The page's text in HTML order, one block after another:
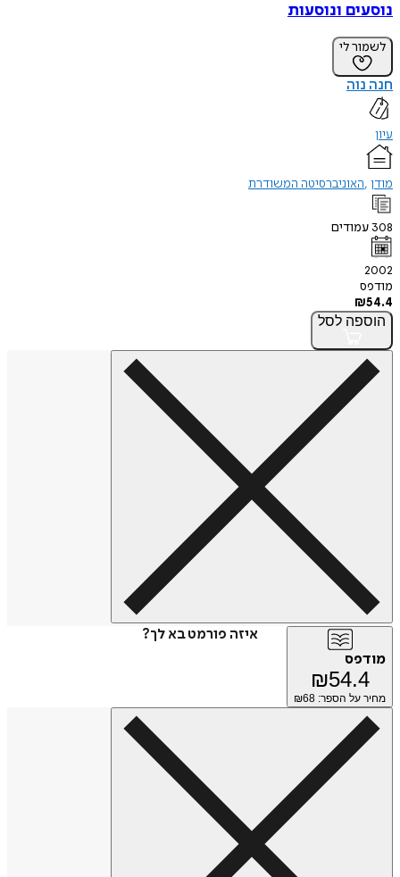
נוסעים ונוסעות
לשמור לי
חנה נוה
עיון
מודן האוניברסיטה המשודרת
308 עמודים
2002
מודפס
₪54.4
הוספה לסל
איזה פורמט בא לך?
מודפס
₪54.4
מחיר על הספר: ₪ 68